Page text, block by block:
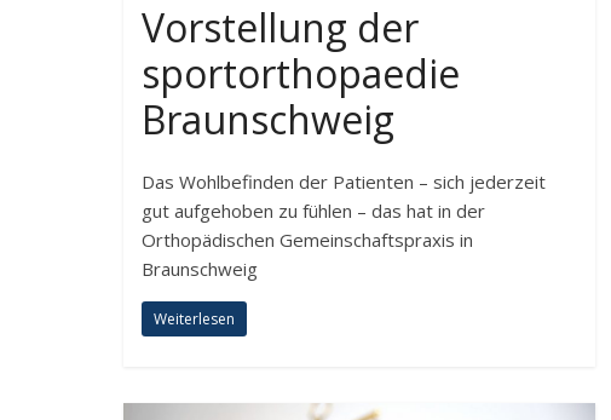
Vorstellung der
sportorthopaedie
Braunschweig
Das Wohlbefinden der Patienten – sich jederzeit
gut aufgehoben zu fühlen – das hat in der
Orthopädischen Gemeinschaftspraxis in
Braunschweig
Weiterlesen